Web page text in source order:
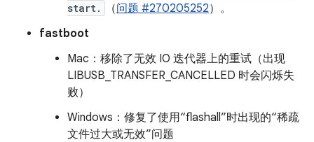
start.
（问题 #270205252）。
fastboot
Mac：移除了无效 IO 迭代器上的重试（出现
LIBUSB_TRANSFER_CANCELLED 时会闪烁失
败）
Windows：修复了使用“flashall”时出现的“稀疏
文件过大或无效”问题